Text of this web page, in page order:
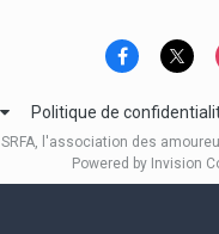
Politique de
SRFA, l'association des
Powered by Invision